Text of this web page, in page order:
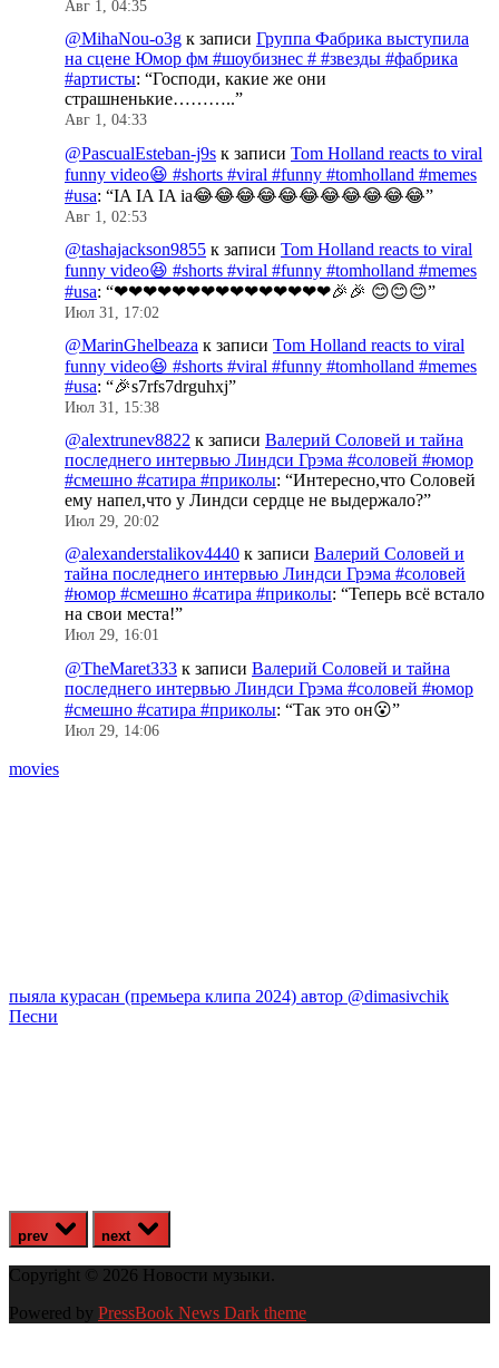
Авг 1, 04:35
@MihaNou-o3g к записи Группа Фабрика выступила
на сцене Юмор фм #шоубизнес # #звезды #фабрика
#артисты: “Господи, какие же они
страшненькие………..”
Авг 1, 04:33
@PascualEsteban-j9s к записи Tom Holland reacts to viral
funny video😆 #shorts #viral #funny #tomholland #memes
#usa: “IA IA IA ia😂😂😂😂😂😂😂😂😂😂😂”
Авг 1, 02:53
@tashajackson9855 к записи Tom Holland reacts to viral
funny video😆 #shorts #viral #funny #tomholland #memes
#usa: “❤❤❤❤❤❤❤❤❤❤❤❤❤❤❤🎉🎉 😊😊😊”
Июл 31, 17:02
@MarinGhelbeaza к записи Tom Holland reacts to viral
funny video😆 #shorts #viral #funny #tomholland #memes
#usa: “🎉s7rfs7drguhxj”
Июл 31, 15:38
@alextrunev8822 к записи Валерий Соловей и тайна
последнего интервью Линдси Грэма #соловей #юмор
#смешно #сатира #приколы: “Интересно,что Соловей
ему напел,что у Линдси сердце не выдержало?”
Июл 29, 20:02
@alexanderstalikov4440 к записи Валерий Соловей и
тайна последнего интервью Линдси Грэма #соловей
#юмор #смешно #сатира #приколы: “Теперь всё встало
на свои места!”
Июл 29, 16:01
@TheMaret333 к записи Валерий Соловей и тайна
последнего интервью Линдси Грэма #соловей #юмор
#смешно #сатира #приколы: “Так это он😮”
Июл 29, 14:06
movies
пыяла курасан (премьера клипа 2024) автор @dimasivchik
Песни
prev next
Copyright © 2026 Новости музыки.
Powered by PressBook News Dark theme